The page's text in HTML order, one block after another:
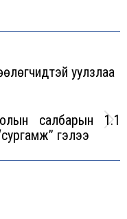
уулзлаа
салбарын 1.1
гэлээ